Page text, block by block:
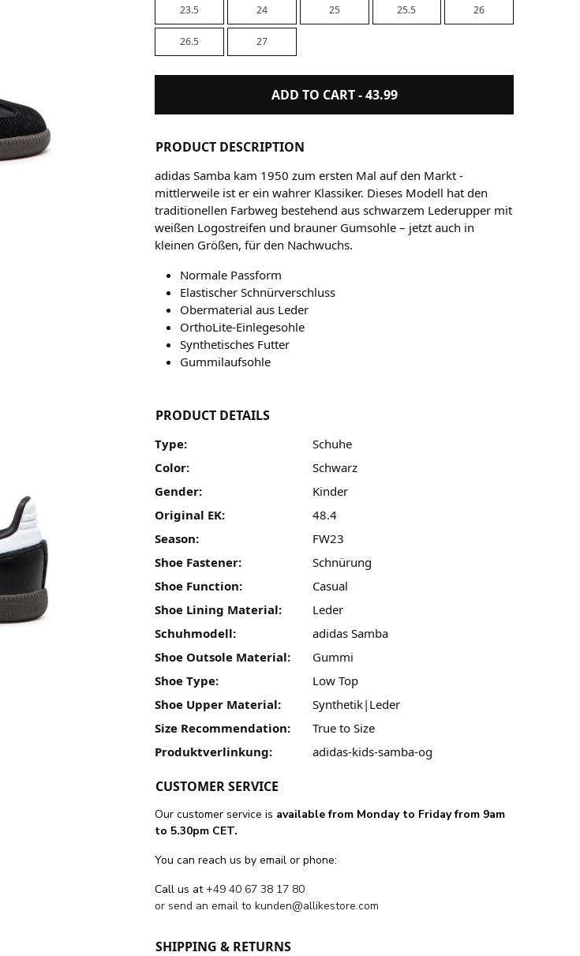
23.5 24 25 25.5 26
26.5 27
ADD TO CART -43.99
PRODUCT DESCRIPTION
adidas Samba kam 1950 zum ersten Mal auf den Markt -
mittlerweile ist er ein wahrer Klassiker. Dieses Modell hat den
traditionellen Farbweg bestehend aus schwarzem Lederupper mit
weißen Logostreifen und brauner Gumsohle – jetzt auch in
kleinen Größen, für den Nachwuchs.
Normale Passform
Elastischer Schnürverschluss
Obermaterial aus Leder
OrthoLite-Einlegesohle
Synthetisches Futter
Gummilaufsohle
PRODUCT DETAILS
Type:
Schuhe
Color:
Schwarz
Gender:
Kinder
Original EK:
48.4
Season:
FW23
Shoe Fastener:
Schnürung
Shoe Function:
Casual
Shoe Lining Material:
Leder
Schuhmodell:
adidas Samba
Shoe Outsole Material:
Gummi
Shoe Type:
Low Top
Shoe Upper Material:
Synthetik|Leder
Size Recommendation:
True to Size
Produktverlinkung:
adidas-kids-samba-og
CUSTOMER SERVICE
Our customer service is available from Monday to Friday from 9am
to 5.30pm CET.
You can reach us by email or phone:
Call us at+49 40 67 38 17 80
or send an email tokunden@allikestore.com
SHIPPING & RETURNS